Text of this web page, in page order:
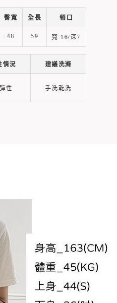
臀寬 全長 領口
48 59 寬 16/深7
情況 建議洗滌
性 手洗乾洗